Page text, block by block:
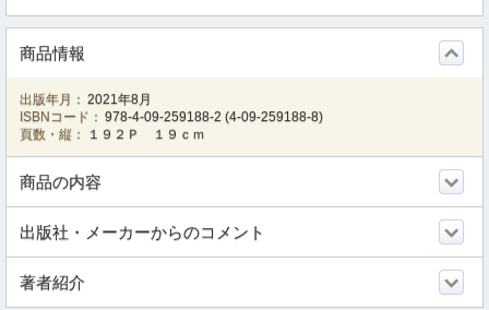
商品情報
出版年月： 2021年8月
ISBNコード： 978-4-09-259188-2 (4-09-259188-8)
頁数・縦：
１９２Ｐ １９ｃｍ
商品の内容
出版社・メーカーからのコメント
著者紹介